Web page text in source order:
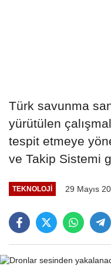
Türk savunma
yürütülen
tespit etmeye
ve Takip Sistemi
TEKNOLOJI 29 Mayıs